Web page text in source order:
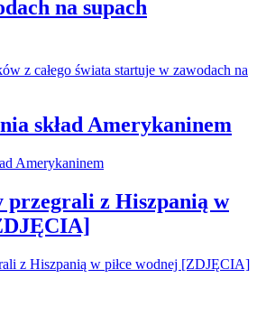
na supach
skład Amerykaninem
przegrali z Hiszpanią w